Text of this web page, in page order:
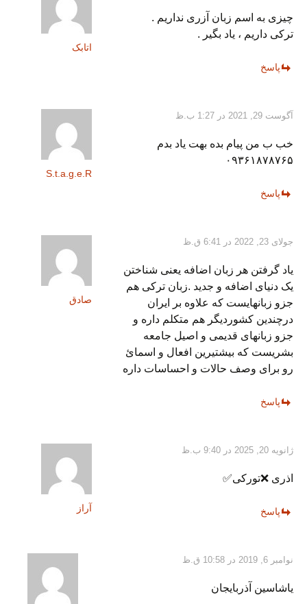
اتابک
چیزی به اسم زبان آزری نداریم .
ترکی داریم ، یاد بگیر .
پاسخ
S.t.a.g.e.R
آگوست 29, 2021 در 1:27 ب.ظ
خب ب من پیام بده بهت یاد بدم
۰۹۳۶۱۸۷۸۷۶۵
پاسخ
صادق
جولای 23, 2022 در 6:41 ق.ظ
یاد گرفتن هر زبان اضافه یعنی شناختن
یک دنیای اضافه و جدید .زبان ترکی هم
جزو زبانهایست که علاوه بر ایران
درچندین کشوردیگر هم متکلم داره و
جزو زبانهای قدیمی و اصیل جامعه
بشریست که بیشتیرین افعال و اسمائ
رو برای وصف حالات و احساسات داره
پاسخ
آراز
ژانویه 20, 2025 در 9:40 ب.ظ
اذری ❌تورکی✅‍
پاسخ
نوامبر 6, 2019 در 10:58 ق.ظ
ياشاسين آذربايجان